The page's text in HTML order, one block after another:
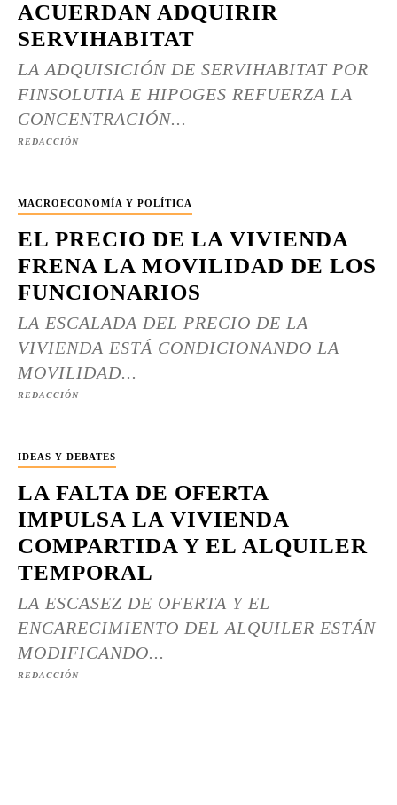
ACUERDAN ADQUIRIR
SERVIHABITAT
LA ADQUISICIÓN DE SERVIHABITAT POR
FINSOLUTIA E HIPOGES REFUERZA LA
CONCENTRACIÓN...
REDACCIÓN
MACROECONOMÍA Y POLÍTICA
EL PRECIO DE LA VIVIENDA
FRENA LA MOVILIDAD DE LOS
FUNCIONARIOS
LA ESCALADA DEL PRECIO DE LA
VIVIENDA ESTÁ CONDICIONANDO LA
MOVILIDAD...
REDACCIÓN
IDEAS Y DEBATES
LA FALTA DE OFERTA
IMPULSA LA VIVIENDA
COMPARTIDA Y EL ALQUILER
TEMPORAL
LA ESCASEZ DE OFERTA Y EL
ENCARECIMIENTO DEL ALQUILER ESTÁN
MODIFICANDO...
REDACCIÓN